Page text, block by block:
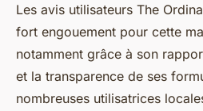
Les avis utilisateurs The
fort engouement pour cette
notamment grâce à son
et la transparence de ses
nombreuses utilisatrices